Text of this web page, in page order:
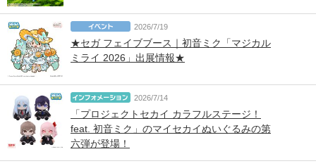
2026/7/19
★セガ フェイブブース｜初音ミク「マジカル
ミライ 2026」出展情報★
2026/7/14
「プロジェクトセカイ カラフルステージ！
feat. 初音ミク」のマイセカイぬいぐるみの第
六弾が登場！